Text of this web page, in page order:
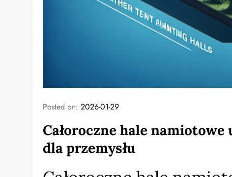
Posted on:2026-01-29
Całoroczne hale
dla przemysłu